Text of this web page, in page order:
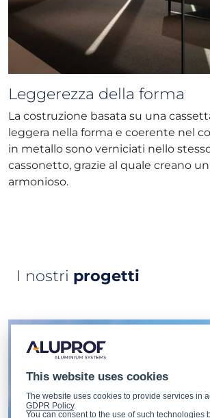
Leggerezza della forma
La costruzione basata su una
leggera nella forma e coerente nel
in metallo sono verniciati nello
cassonetto, grazie al quale creano
armonioso.
I nostri progetti
This website uses cookies
The website uses cookies to provide services in
GDPR Policy.
You can consent to the use of such technologies